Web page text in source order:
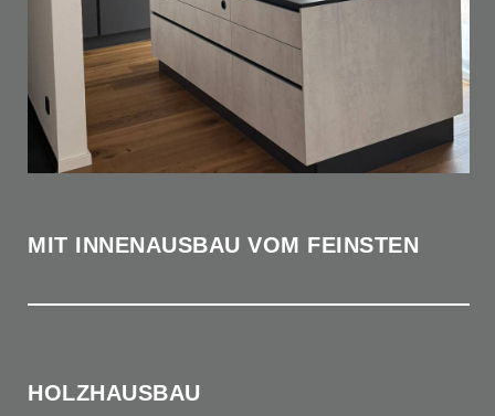
MIT INNENAUSBAU VOM FEINSTEN
HOLZHAUSBAU